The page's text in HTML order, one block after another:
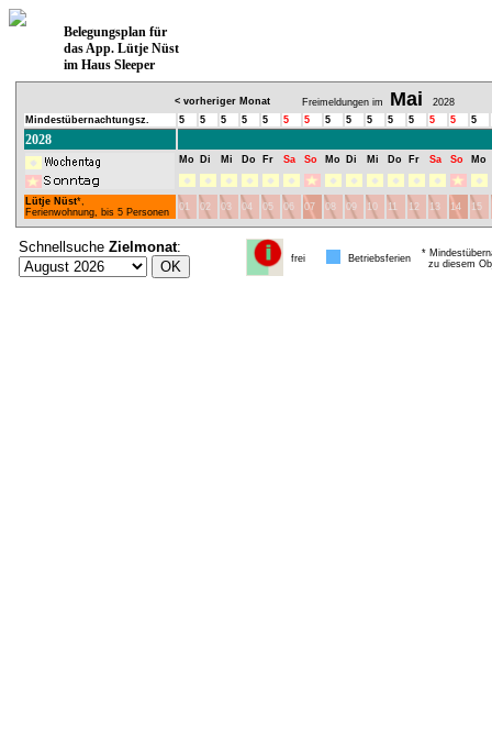
Belegungsplan für
das App. Lütje Nüst
im Haus Sleeper
< vorheriger Monat Freimeldungen im Mai 2028
Mindestübernachtungsz.
5 5 5 5 5 5 5 5 5 5 5 5 5 5 5
2028
Mo Di Mi Do Fr Sa So Mo Di Mi Do Fr Sa So Mo
Lütje Nüst*,
Ferienwohnung, bis 5 Personen
01 02 03 04 05 06 07 08 09 10 11 12 13 14 15
Schnellsuche Zielmonat:
frei Betriebsferien
*
zu diesem